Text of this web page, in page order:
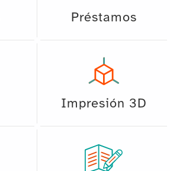
Préstamos
Impresión 3D